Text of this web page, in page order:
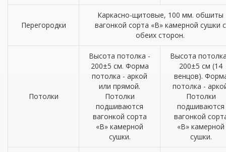
Перегородки
Каркасно-щитовые, 100 мм. обшиты
вагонкой сорта «В» камерной сушки с
обеих сторон.
Потолки
Высота потолка -
200±5 см. Форма
потолка - аркой
или прямой.
Потолки
подшиваются
вагонкой сорта
«В» камерной
сушки.
Высота
200±5 см (14
венцов).
потолка -
Потолки
подшиваются
вагонкой
«В» камерной
сушки.